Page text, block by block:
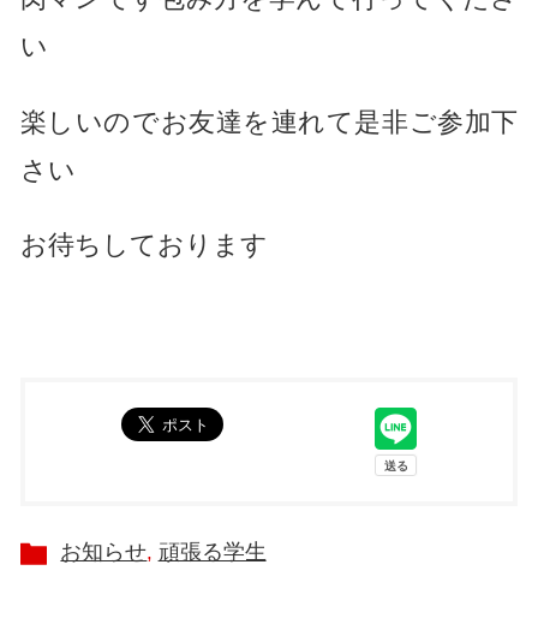
い
楽しいのでお友達を連れて是非ご参加下
さい
お待ちしております
お知らせ 頑張る学生